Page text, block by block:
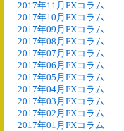
2017年11月FXコラム
2017年10月FXコラム
2017年09月FXコラム
2017年08月FXコラム
2017年07月FXコラム
2017年06月FXコラム
2017年05月FXコラム
2017年04月FXコラム
2017年03月FXコラム
2017年02月FXコラム
2017年01月FXコラム